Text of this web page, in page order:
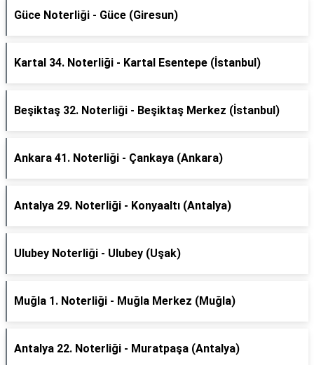
Güce Noterliği - Güce (Giresun)
Kartal 34. Noterliği - Kartal Esentepe (İstanbul)
Beşiktaş 32. Noterliği - Beşiktaş Merkez (İstanbul)
Ankara 41. Noterliği - Çankaya (Ankara)
Antalya 29. Noterliği - Konyaaltı (Antalya)
Ulubey Noterliği - Ulubey (Uşak)
Muğla 1. Noterliği - Muğla Merkez (Muğla)
Antalya 22. Noterliği - Muratpaşa (Antalya)